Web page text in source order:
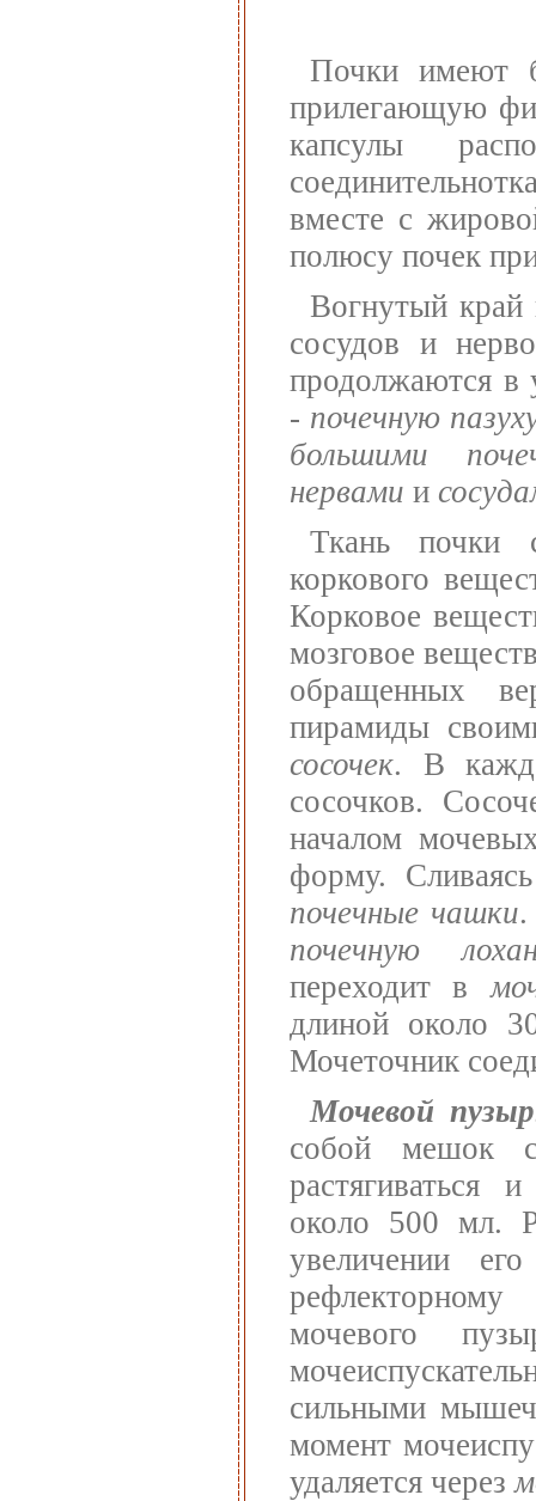
Почки имеют
прилегающую
капсулы
вместе с
полюсу почек
Вогнутый
сосудов и
продолжаются в
- почечную
большими
нервами и
Ткань почки
коркового
Корковое
мозговое
обращенных
пирамиды
сосочек. В
сосочков.
началом
форму.
почечные чашки.
почечную
переходит в
длиной около
Мочеточник
Мочевой
собой мешок с
растягиваться
около 500 мл.
увеличении
мочевого
сильными
момент
удаляется через